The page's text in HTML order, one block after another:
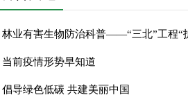
林业有害生物防治科普——“三北”工程“
当前疫情形势早知道
倡导绿色低碳 共建美丽中国